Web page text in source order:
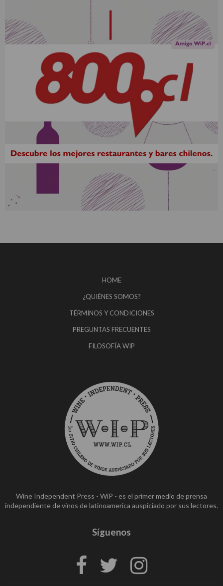
HOME
¿QUIÉNES SOMOS?
TÉRMINOS Y CONDICIONES
PREGUNTAS FRECUENTES
FILOSOFÍA WIP
Wine Independent Press - WiP - es el primer medio de prensa
independiente de vinos de latinoamerica auspiciado por sus lectores.
Síguenos